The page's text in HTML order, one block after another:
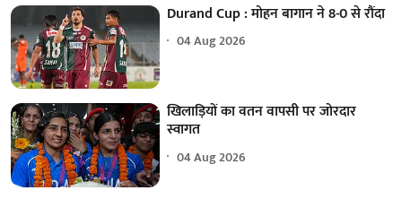
Durand Cup : मोहन बागान ने 8-0 से रौंदा
04 Aug 2026
खिलाड़ियों का वतन वापसी पर जोरदार
स्वागत
04 Aug 2026